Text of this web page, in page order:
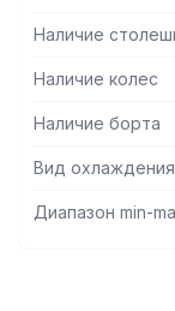
Наличие
Наличие колес
Наличие борта
Вид охлаждения
Диапазон min-